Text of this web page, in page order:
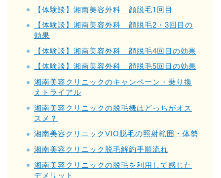
【体験談】湘南美容外科 顔脱毛1回目
【体験談】湘南美容外科 顔脱毛2・3回目の
効果
【体験談】湘南美容外科 顔脱毛4回目の効果
【体験談】湘南美容外科 顔脱毛5回目の効果
湘南美容クリニックのキャンペーン・乗り換
えトライアル
湘南美容クリニックの脱毛機はどっちがオス
スメ？
湘南美容クリニックVIO脱毛の照射範囲・体勢
湘南美容クリニック脱毛解約手順流れ
湘南美容クリニックの脱毛を利用して感じた
デメリット